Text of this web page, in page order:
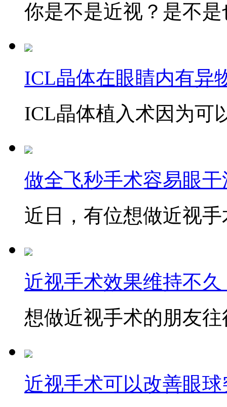
你是不是近视？是不
ICL晶体在眼睛内有异
ICL晶体植入术因为可
做全飞秒手术容易眼
近日，有位想做近视
近视手术效果维持不
想做近视手术的朋友
近视手术可以改善眼